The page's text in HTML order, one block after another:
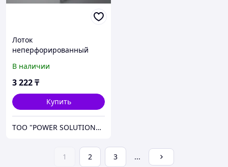
Лоток
неперфорированный
0.7мм
В наличии
3 222₸
Купить
ТОО "POWER SOLUTIONS KZ"
1 2 3 ...